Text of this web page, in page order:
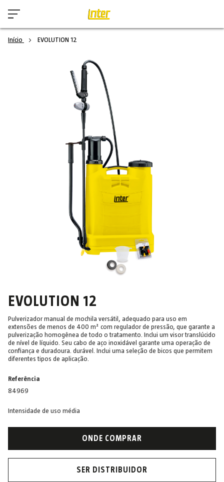
Início EVOLUTION 12
EVOLUTION 12
Pulverizador manual de mochila versátil, adequado para uso em
extensões de menos de 400 m² com regulador de pressão, que garante a
pulverização homogênea de todo o tratamento. Inclui um visor translúcido
de nível de líquido. Seu cabo de aço inoxidável garante uma operação de
confiança e duradoura. durável. Inclui uma seleção de bicos que permitem
diferentes tipos de aplicação.
Referência
84969
Intensidade de uso média
ONDE COMPRAR
SER DISTRIBUIDOR